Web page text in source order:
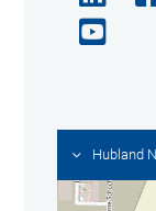
Hubland